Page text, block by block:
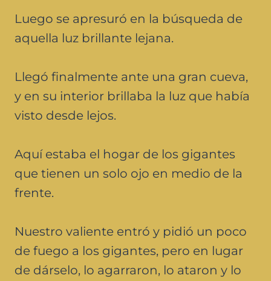
Luego se apresuró en la búsqueda de
aquella luz brillante lejana.
Llegó finalmente ante una gran cueva,
y en su interior brillaba la luz que había
visto desde lejos.
Aquí estaba el hogar de los gigantes
que tienen un solo ojo en medio de la
frente.
Nuestro valiente entró y pidió un poco
de fuego a los gigantes, pero en lugar
de dárselo, lo agarraron, lo ataron y lo